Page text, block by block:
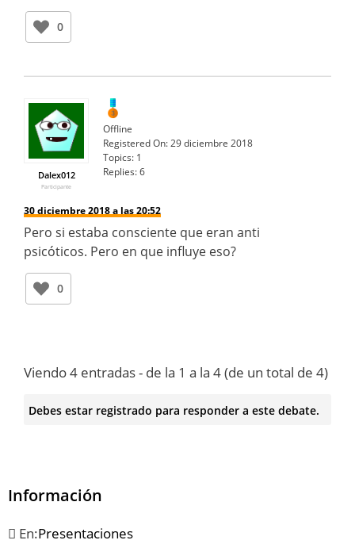
0
Dalex012
Participante
Offline
Registered On:29 diciembre 2018
Topics: 1
Replies:6
30 diciembre 2018 a las 20:52
Pero si estaba consciente que eran anti
psicóticos. Pero en que influye eso?
0
Viendo 4 entradas - de la 1 a la 4 (de un total de 4)
Debes estar registrado para responder a este debate.
Información
En:Presentaciones